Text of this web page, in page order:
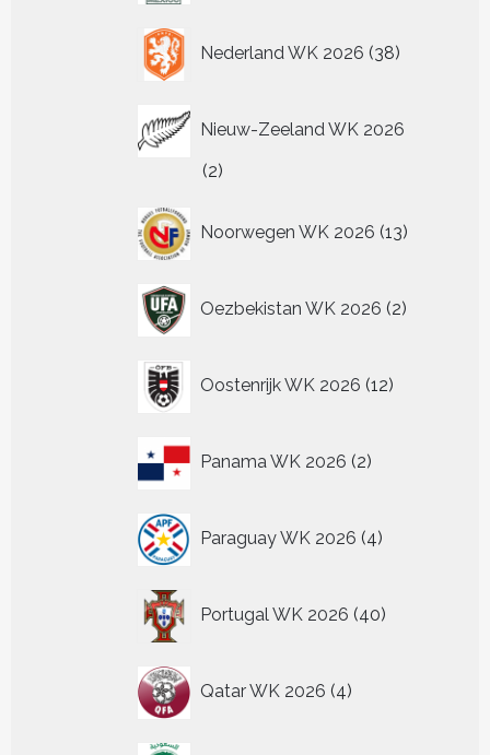
Nederland WK 2026 38
producten
Nieuw-Zeeland WK 2026
22
Noorwegen WK 2026 13
producten
Oezbekistan WK 2026 2
producten
Oostenrijk WK 2026 12
producten
Panama WK 2026 2
producten
Paraguay WK 2026 4
producten
Portugal WK 2026 40
producten
Qatar WK 2026 4
producten